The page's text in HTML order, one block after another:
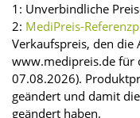
1: Unverbindliche
2: MediPreis-
Verkaufspreis, den die
www.medipreis.de für
07.08.2026).
geändert und damit
geändert haben.